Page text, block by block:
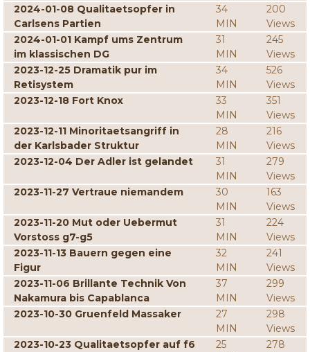
2024-01-08 Qualitaetsopfer in
Carlsens Partien
34
MIN
200
Views
2024-01-01 Kampf ums Zentrum
im klassischen DG
31
MIN
245
Views
2023-12-25 Dramatik pur im
Retisystem
34
MIN
526
Views
2023-12-18 Fort Knox
33
MIN
351
Views
2023-12-11 Minoritaetsangriff in
der Karlsbader Struktur
28
MIN
216
Views
2023-12-04 Der Adler ist gelandet
31
MIN
279
Views
2023-11-27 Vertraue niemandem
30
MIN
163
Views
2023-11-20 Mut oder Uebermut
Vorstoss g7-g5
31
MIN
224
Views
2023-11-13 Bauern gegen eine
Figur
32
MIN
241
Views
2023-11-06 Brillante Technik Von
Nakamura bis Capablanca
37
MIN
299
Views
2023-10-30 Gruenfeld Massaker
27
MIN
298
Views
2023-10-23 Qualitaetsopfer auf f6
25
278